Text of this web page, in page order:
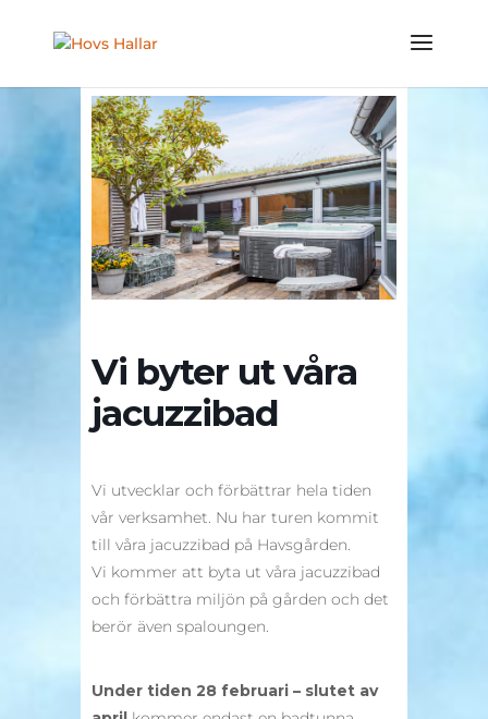
Vi byter ut våra
jacuzzibad
Vi utvecklar och förbättrar hela tiden
vår verksamhet. Nu har turen kommit
till våra jacuzzibad på Havsgården.
Vi kommer att byta ut våra jacuzzibad
och förbättra miljön på gården och det
berör även spaloungen.
Under tiden 28 februari – slutet av